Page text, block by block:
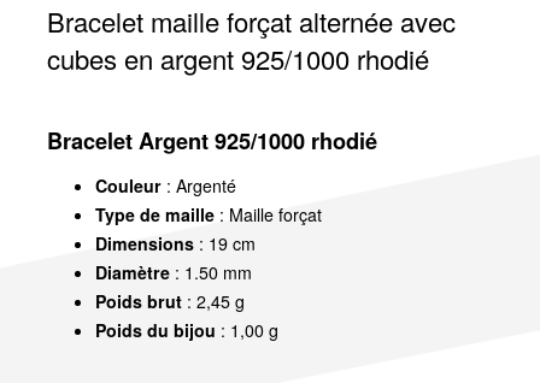
Bracelet maille forçat alternée avec
cubes en argent 925/1000 rhodié
Bracelet Argent 925/1000 rhodié
Couleur: Argenté
Type de maille: Maille forçat
Dimensions: 19 cm
Diamètre: 1.50 mm
Poids brut: 2,45 g
Poids du bijou : 1,00 g